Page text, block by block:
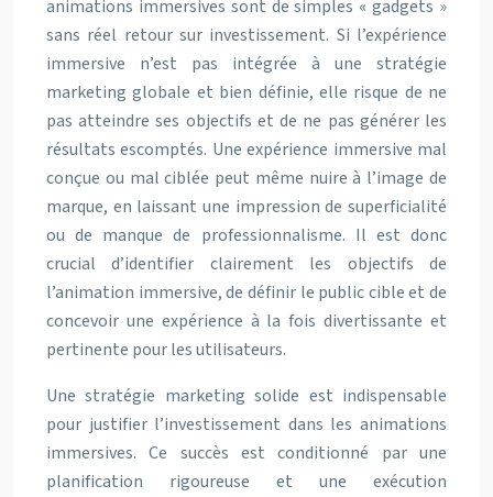
animations immersives sont de simples « gadgets »
sans réel retour sur investissement. Si l’expérience
immersive n’est pas intégrée à une stratégie
marketing globale et bien définie, elle risque de ne
pas atteindre ses objectifs et de ne pas générer les
résultats escomptés. Une expérience immersive mal
conçue ou mal ciblée peut même nuire à l’image de
marque, en laissant une impression de superficialité
ou de manque de professionnalisme. Il est donc
crucial d’identifier clairement les objectifs de
l’animation immersive, de définir le public cible et de
concevoir une expérience à la fois divertissante et
pertinente pour les utilisateurs.
Une stratégie marketing solide est indispensable
pour justifier l’investissement dans les animations
immersives. Ce succès est conditionné par une
planification rigoureuse et une exécution